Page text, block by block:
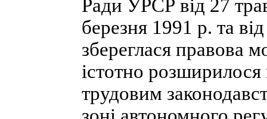
Ради УРСР від 27
березня 1991 р. та
збереглася правова
істотно
трудовим